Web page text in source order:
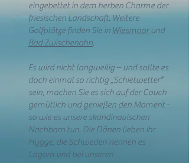
eingebettet in dem herben Charme der
friesischen Landschaft. Weitere
Golfplätze finden Sie in Wiesmoorund
Bad Zwischenahn.
Es wird nicht langweilig – und sollte es
doch einmal so richtig „Schietwetter“
sein, machen Sie es sich auf der Couch
gemütlich und genießen den Moment -
so wie es unsere skandinavischen
Nachbarn tun. Die Dänen lieben ihr
Hygge, die Schweden nennen es
Lagom und bei unseren